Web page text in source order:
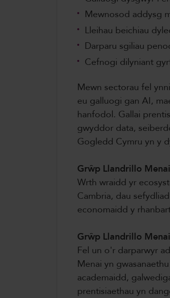
Mewnosod addysg
Lleihau beichiau
Darparu sgiliau
Cefnogi dilyniant
Mewn sectorau fel
eu galluogi gan AI,
hanfodol. Gallai
gwyddor data,
Gogledd Cymru yn y
Grŵp Llandrillo
Wrth wraidd yr
Cambria, dau
economaidd y
Grŵp Llandrillo Menai
Fel un o'r darparwyr
Menai yn
academaidd,
prentisiaethau yn